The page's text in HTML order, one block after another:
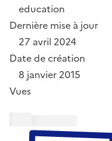
education
Dernière mise à jour
27 avril 2024
Date de création
8 janvier 2015
Vues